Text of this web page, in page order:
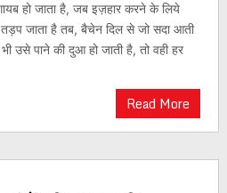
हो जाता है, जब इज़हार करने के लिये
तड़प जाता है तब, बैचेन दिल से जो सदा आती
उसे पाने की दुआ हो जाती है, तो वही हर
Read More